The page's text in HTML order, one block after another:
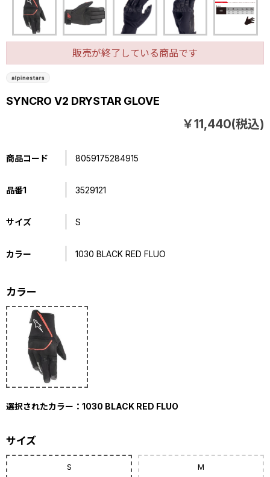
SYNCRO V2 DRYSTAR GLOVE
￥11,440(税込)
商品コード 8059175284915
品番1 3529121
サイズ S
カラー 1030 BLACK RED FLUO
カラー
選択されたカラー：1030 BLACK RED FLUO
サイズ
S M
販売が終了している商品です